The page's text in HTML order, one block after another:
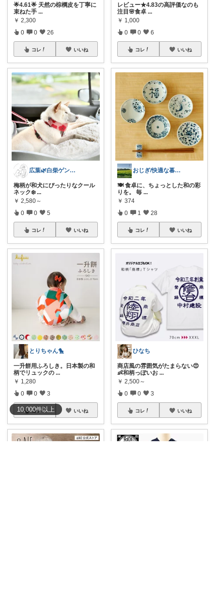
10,000件以上
🌟4.61🌟 天然の棕櫚皮を丁寧に
束ねた手 ...
￥ 2,300
0 0 26
コレ いいね
広葉🌿白柴ゲンちゃんと2人暮らし
梅柄が和犬にぴったりなクール
ネック❄️...
￥ 2,580～
0 0 5
コレ いいね
とりちゃん🐤
一升餅用ふろしき。日本製の和
柄でリュックの ...
￥ 1,280
0 0 3
コレ いいね
レビュー★4.83の高評価なのも
注目🌸食卓 ...
￥ 1,000
0 0 6
コレ いいね
おじぎ/快適な暮らし
🍽️ 食卓に、ちょっとした和の彩
りを。 毎 ...
￥ 374
0 1 28
コレ いいね
ひなち
商店風の雰囲気がたまらない😍
👶和柄っぽいお ...
￥ 2,500～
0 0 3
コレ いいね